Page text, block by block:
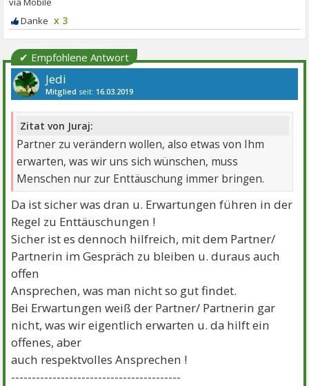
x 3
✔ Empfohlene Antwort
Jedi
Mitglied seit: 16.03.2019
Zitat von Juraj:
Partner zu verändern wollen, also etwas von Ihm
erwarten, was wir uns sich wünschen, muss
Menschen nur zur Enttäuschung immer bringen.
Da ist sicher was dran u. Erwartungen führen in der
Regel zu Enttäuschungen !
Sicher ist es dennoch hilfreich, mit dem Partner/
Partnerin im Gespräch zu bleiben u. duraus auch
offen
Ansprechen, was man nicht so gut findet.
Bei Erwartungen weiß der Partner/ Partnerin gar
nicht, was wir eigentlich erwarten u. da hilft ein
offenes, aber
auch respektvolles Ansprechen !
-----------------------------------------